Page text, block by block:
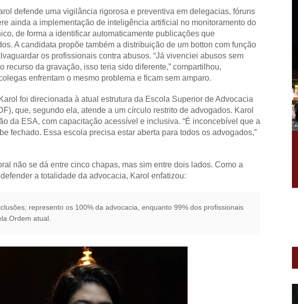
defende uma vigilância rigorosa e preventiva em delegacias, fóruns
ainda a implementação de inteligência artificial no monitoramento do
de forma a identificar automaticamente publicações que
A candidata propõe também a distribuição de um botton com função
os profissionais contra abusos. “Já vivenciei abusos sem
recurso da gravação, isso teria sido diferente,” compartilhou,
enfrentam o mesmo problema e ficam sem amparo.
foi direcionada à atual estrutura da Escola Superior de Advocacia
que, segundo ela, atende a um círculo restrito de advogados. Karol
da ESA, com capacitação acessível e inclusiva. “É inconcebível que a
fechado. Essa escola precisa estar aberta para todos os advogados,”
não se dá entre cinco chapas, mas sim entre dois lados. Como a
a totalidade da advocacia, Karol enfatizou:
represento os 100% da advocacia, enquanto 99% dos profissionais
Ordem atual.